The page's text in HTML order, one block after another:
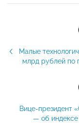
Малые
млрд рублей по
Вице-
— об